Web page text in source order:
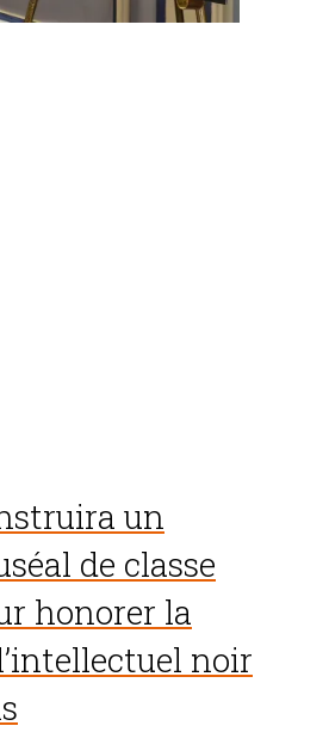
un
de classe
honorer la
noir